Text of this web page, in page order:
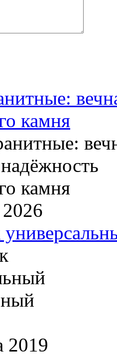
камня
2019